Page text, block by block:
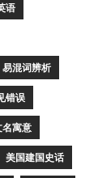
语
易混词辨析
错误
名寓意
美国建国史话